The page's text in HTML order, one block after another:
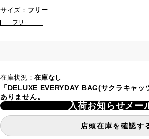
サイズ： フリー
フリー
在庫状況：在庫なし
「DELUXE EVERYDAY BAG(サクラキャ
ありません。
入荷お知らせメー
店頭在庫を確認す